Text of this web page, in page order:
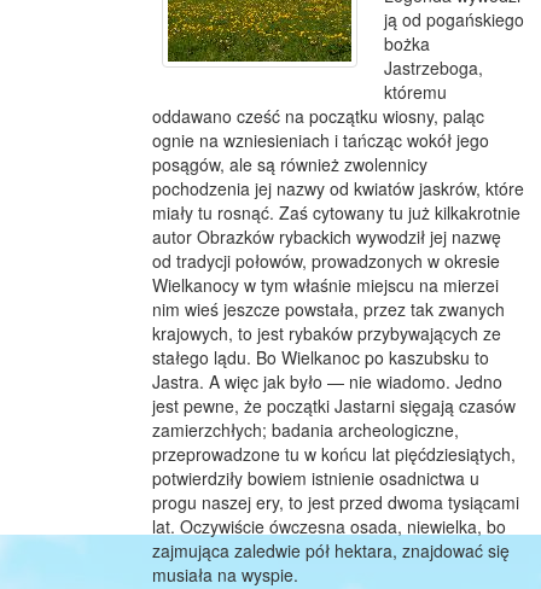
ją od pogańskiego
bożka
Jastrzeboga,
któremu
oddawano cześć na początku wiosny, paląc
ognie na wzniesieniach i tańcząc wokół jego
posągów, ale są również zwolennicy
pochodzenia jej nazwy od kwiatów jaskrów, które
miały tu rosnąć. Zaś cytowany tu już kilkakrotnie
autor Obrazków rybackich wywodził jej nazwę
od tradycji połowów, prowadzonych w okresie
Wielkanocy w tym właśnie miejscu na mierzei
nim wieś jeszcze powstała, przez tak zwanych
krajowych, to jest rybaków przybywających ze
stałego lądu. Bo Wielkanoc po kaszubsku to
Jastra. A więc jak było — nie wiadomo. Jedno
jest pewne, że początki Jastarni sięgają czasów
zamierzchłych; badania archeologiczne,
przeprowadzone tu w końcu lat pięćdziesiątych,
potwierdziły bowiem istnienie osadnictwa u
progu naszej ery, to jest przed dwoma tysiącami
lat. Oczywiście ówczesna osada, niewielka, bo
zajmująca zaledwie pół hektara, znajdować się
musiała na wyspie.